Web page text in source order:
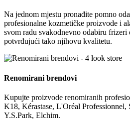
Na jednom mjestu pronađite pomno
profesionalne kozmetičke proizvode i
svom radu svakodnevno odabiru
potvrđujući tako njihovu kvalitetu.
Renomirani brendovi
Kupujte proizvode renomiranih
K18, Kérastase, L'Oréal Professionnel,
Y.S.Park, Elchim.